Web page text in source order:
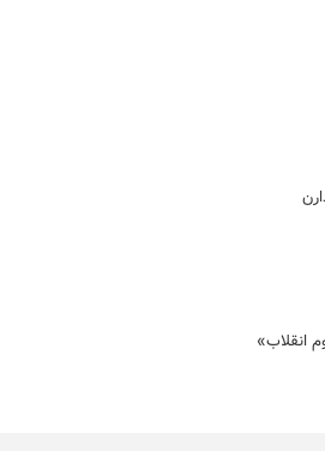
انقلاب»